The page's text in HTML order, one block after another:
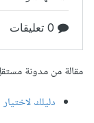
مقالة من مدونة
دليلك